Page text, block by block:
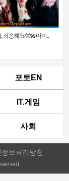
죄송해요🥺🎤마이..
포토EN
IT.게임
사회
정보처리방침